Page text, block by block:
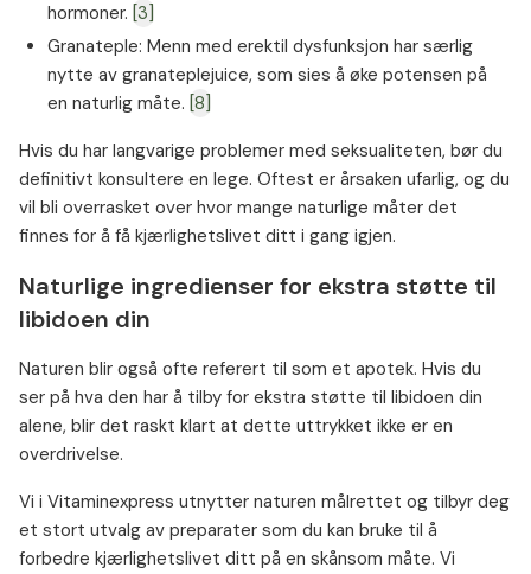
hormoner. [3]
Granateple: Menn med erektil dysfunksjon har særlig
nytte av granateplejuice, som sies å øke potensen på
en naturlig måte. [8]
Hvis du har langvarige problemer med seksualiteten, bør du
definitivt konsultere en lege. Oftest er årsaken ufarlig, og du
vil bli overrasket over hvor mange naturlige måter det
finnes for å få kjærlighetslivet ditt i gang igjen.
Naturlige ingredienser for ekstra støtte til
libidoen din
Naturen blir også ofte referert til som et apotek. Hvis du
ser på hva den har å tilby for ekstra støtte til libidoen din
alene, blir det raskt klart at dette uttrykket ikke er en
overdrivelse.
Vi i Vitaminexpress utnytter naturen målrettet og tilbyr deg
et stort utvalg av preparater som du kan bruke til å
forbedre kjærlighetslivet ditt på en skånsom måte. Vi